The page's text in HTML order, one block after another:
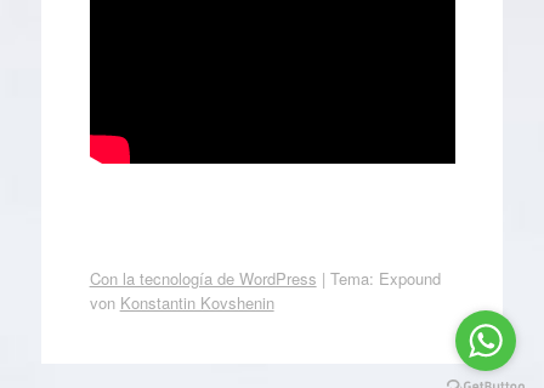
Con la tecnología de WordPress | Tema: Expound
von Konstantin Kovshenin